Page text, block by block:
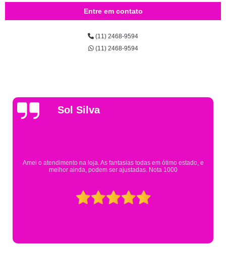
Entre em contato
(11) 2468-9594
(11) 2468-9594
Gsutavo Pinto
Pesquisei em mais de 20 lojas e só encontrei a fantasia de meu filho na
Eureka. Cheguei praticamente no horário em que estavam fechando e
mesmo assim fui muito bem atendido.